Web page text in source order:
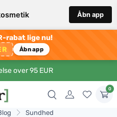
Åbn app
rabat lige nu!
Åbn app
over 95 EUR
0
Sundhed